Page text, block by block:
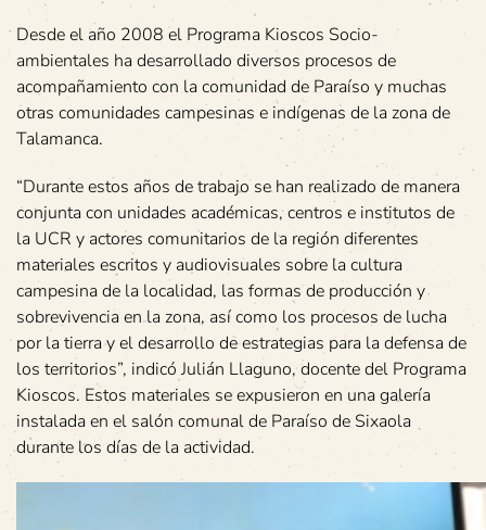
Desde el año 2008 el Programa Kioscos Socio-
ambientales ha desarrollado diversos procesos de
acompañamiento con la comunidad de Paraíso y muchas
otras comunidades campesinas e indígenas de la zona de
Talamanca.
“Durante estos años de trabajo se han realizado de manera
conjunta con unidades académicas, centros e institutos de
la UCR y actores comunitarios de la región diferentes
materiales escritos y audiovisuales sobre la cultura
campesina de la localidad, las formas de producción y
sobrevivencia en la zona, así como los procesos de lucha
por la tierra y el desarrollo de estrategias para la defensa de
los territorios”, indicó Julián Llaguno, docente del Programa
Kioscos. Estos materiales se expusieron en una galería
instalada en el salón comunal de Paraíso de Sixaola
durante los días de la actividad.